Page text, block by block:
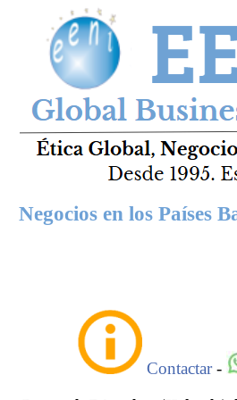
Negocios en los Países
Contactar-